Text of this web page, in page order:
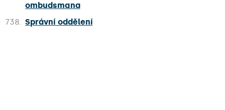
ombudsmana
738. Správní oddělení